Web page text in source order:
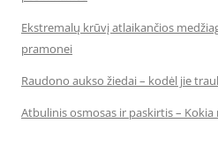
Ekstremalų krūvį atlaikančios
pramonei
Raudono aukso žiedai – kodėl jie
Atbulinis osmosas ir paskirtis – Kokia